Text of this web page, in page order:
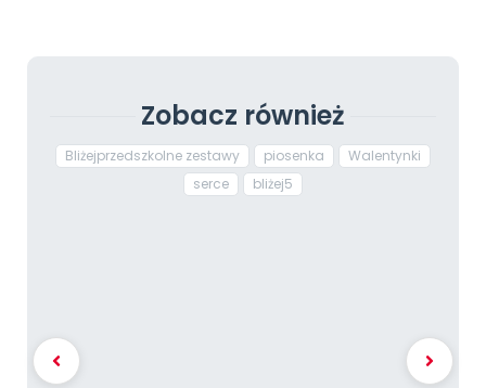
Zobacz również
Bliżejprzedszkolne zestawy piosenka
Walentynki
serce
bliżej5